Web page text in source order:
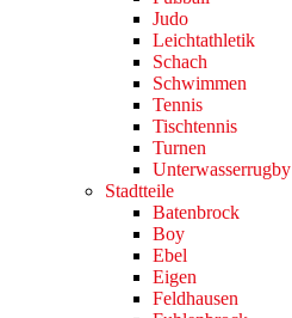
Judo
Leichtathletik
Schach
Schwimmen
Tennis
Tischtennis
Turnen
Unterwasserrugby
Stadtteile
Batenbrock
Boy
Ebel
Eigen
Feldhausen